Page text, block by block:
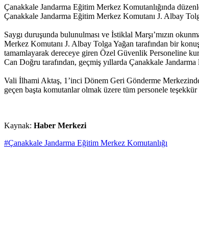
Çanakkale Jandarma Eğitim Merkez Komutanlığında
Çanakkale Jandarma Eğitim Merkez Komutanı J. Albay
Saygı duruşunda bulunulması ve İstiklal Marşı’mızın
Merkez Komutanı J. Albay Tolga Yağan tarafından bir
tamamlayarak dereceye giren Özel Güvenlik Personeline
Can Doğru tarafından, geçmiş yıllarda Çanakkale
Vali İlhami Aktaş, 1’inci Dönem Geri Gönderme
geçen başta komutanlar olmak üzere tüm personele teşekkür
Kaynak: Haber Merkezi
#Çanakkale Jandarma Eğitim Merkez Komutanlığı